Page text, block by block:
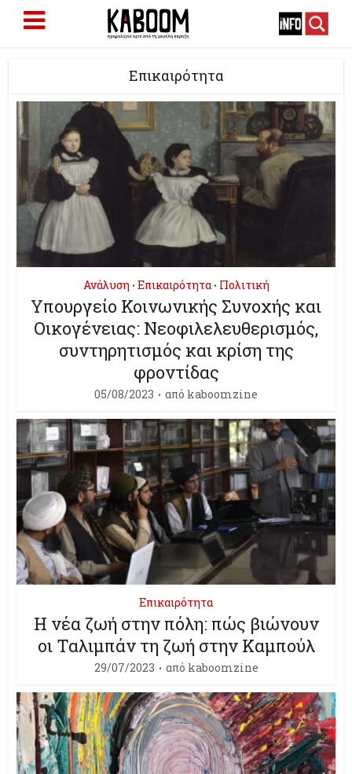
Επικαιρότητα
Ανάλυση • Επικαιρότητα • Πολιτική
Υπουργείο Κοινωνικής Συνοχής και
Οικογένειας: Νεοφιλελευθερισμός,
συντηρητισμός και κρίση της
φροντίδας
05/08/2023 από kaboomzine
Επικαιρότητα
Η νέα ζωή στην πόλη: πώς βιώνουν
οι Ταλιμπάν τη ζωή στην Καμπούλ
29/07/2023 από kaboomzine